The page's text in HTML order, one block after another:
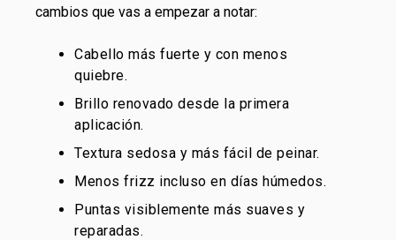
cambios que vas a empezar a notar:
Cabello más fuerte y con menos
quiebre.
Brillo renovado desde la primera
aplicación.
Textura sedosa y más fácil de peinar.
Menos frizz incluso en días húmedos.
Puntas visiblemente más suaves y
reparadas.